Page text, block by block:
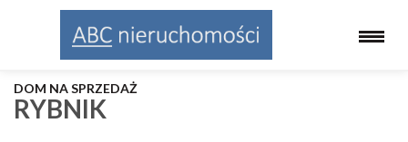
RYBNIK
DOM NA SPRZEDAŻ